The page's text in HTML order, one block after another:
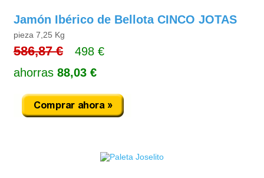
Jamón Ibérico de Bellota CINCO JOTAS
pieza 7,25 Kg
586,87 €
498 €
ahorras 88,03 €